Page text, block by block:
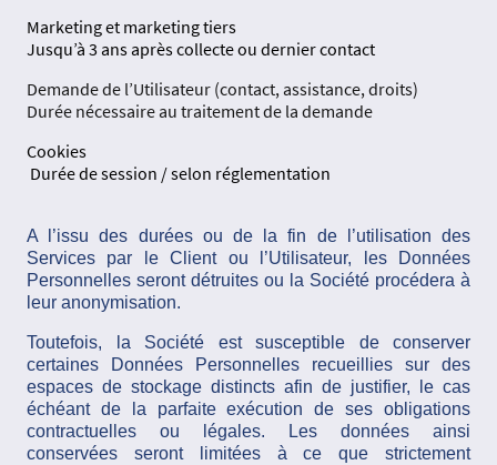
Marketing et marketing tiers
Jusqu’à 3 ans après collecte ou dernier contact
Demande de l’Utilisateur (contact, assistance, droits)
Durée nécessaire au traitement de la demande
Cookies
Durée de session / selon réglementation
A l’issu des durées ou de la fin de l’utilisation des
Services par le Client ou l’Utilisateur, les Données
Personnelles seront détruites ou la Société procédera à
leur anonymisation.
Toutefois, la Société est susceptible de conserver
certaines Données Personnelles recueillies sur des
espaces de stockage distincts afin de justifier, le cas
échéant de la parfaite exécution de ses obligations
contractuelles ou légales. Les données ainsi
conservées seront limitées à ce que strictement